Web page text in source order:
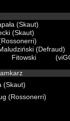
(Skaut)
(Skaut)
(Defraud)
Fitowski
(Skaut)
(Rossonerri)